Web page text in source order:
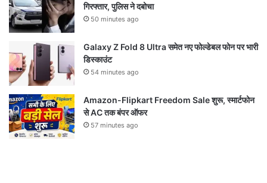
गिरफ्तार, पुलिस ने दबोचा
50 minutes ago
Galaxy Z Fold 8 Ultra समेत नए फोल्डेबल फोन पर भारी
डिस्काउंट
54 minutes ago
Amazon-Flipkart Freedom Sale शुरू, स्मार्टफोन
से AC तक बंपर ऑफर
57 minutes ago